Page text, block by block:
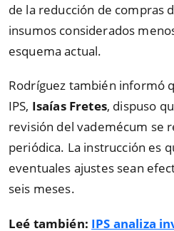
de la reducción de compras
insumos considerados
esquema actual.
Rodríguez también informó
IPS, Isaías Fretes, dispuso
revisión del vademécum se
periódica. La instrucción es
eventuales ajustes sean
seis meses.
Leé también: IPS analiza